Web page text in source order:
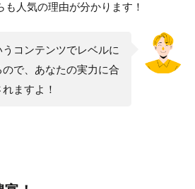
人気の理由が分かります！
うコンテンツでレベルに
で、あなたの実力に合
ますよ！